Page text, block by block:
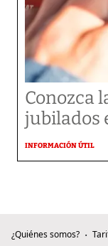
Conozca
jubilados
INFORMACIÓN ÚTIL
¿Quiénes somos?